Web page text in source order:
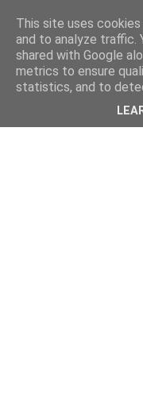
This site uses
and to analyze traffic.
shared with Google
metrics to ensure
statistics, and to